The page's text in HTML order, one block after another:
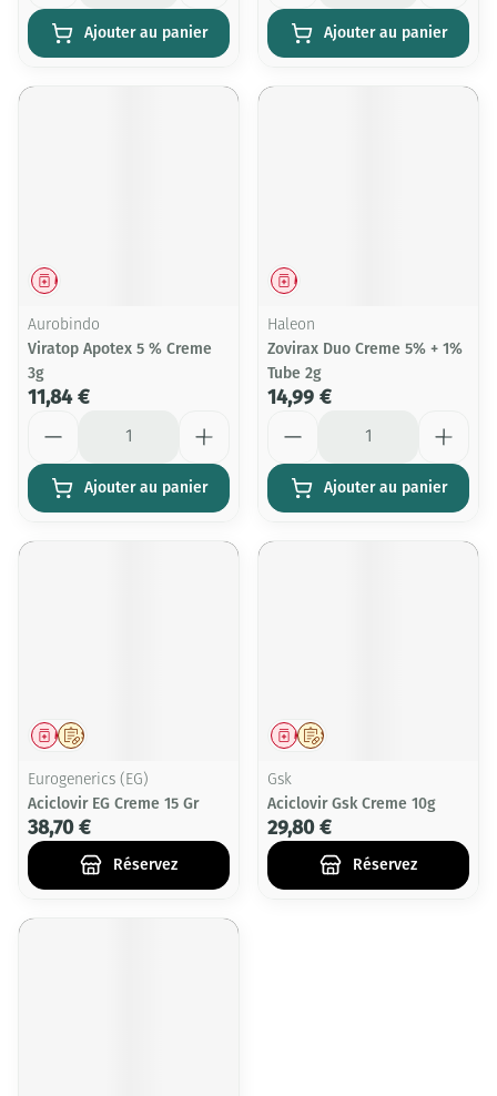
Ajouter au panier Ajouter au panier
Médicament
Aurobindo
Viratop Apotex 5 % Creme
3g
11,84 €
Ajouter au panier
Médicament
Haleon
Zovirax Duo Creme 5% + 1%
Tube 2g
14,99 €
Ajouter au panier
Sur prescription
Médicament
Eurogenerics (EG)
Aciclovir EG Creme 15 Gr
38,70 €
Réservez
Sur prescription
Médicament
Gsk
Aciclovir Gsk Creme 10g
29,80 €
Réservez